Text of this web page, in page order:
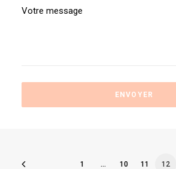
1 … 10 11 12